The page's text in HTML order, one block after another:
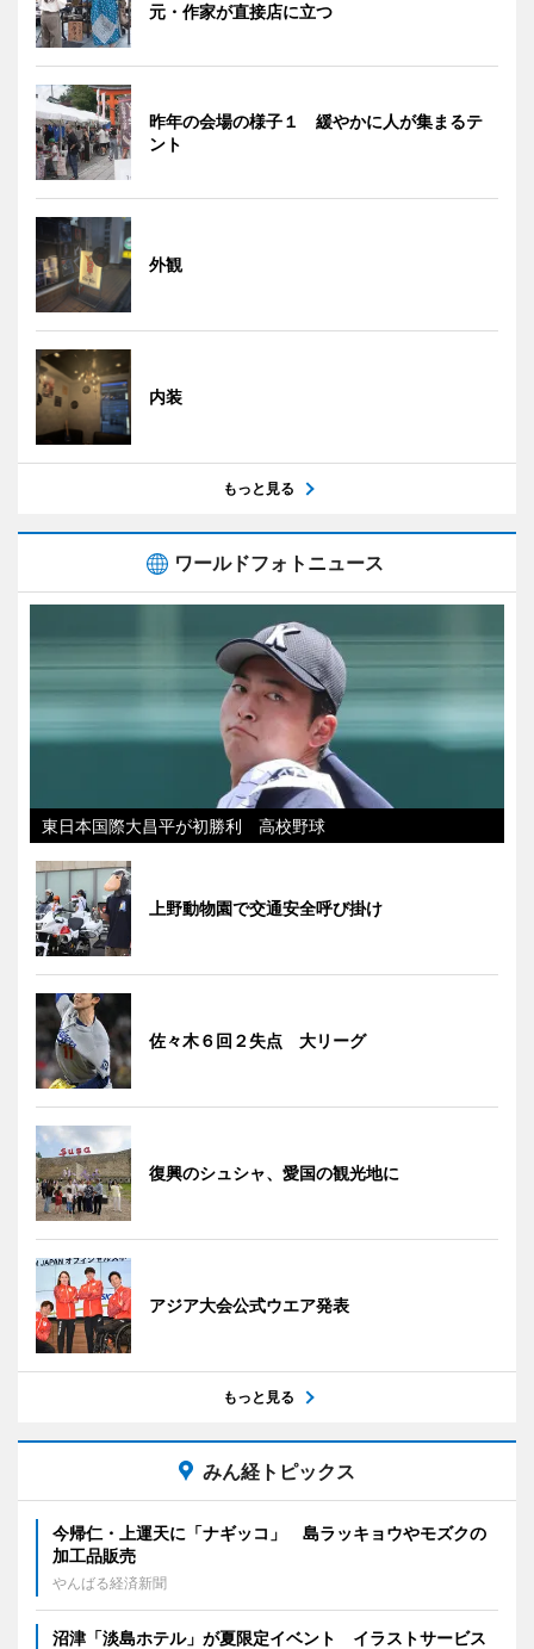
元・作家が直接店に立つ
昨年の会場の様子１ 緩やかに人が集まるテ
ント
外観
内装
もっと見る
ワールドフォトニュース
東日本国際大昌平が初勝利 高校野球
上野動物園で交通安全呼び掛け
佐々木６回２失点 大リーグ
復興のシュシャ、愛国の観光地に
アジア大会公式ウエア発表
もっと見る
みん経トピックス
今帰仁・上運天に「ナギッコ」 島ラッキョウやモズクの
加工品販売
やんばる経済新聞
沼津「淡島ホテル」が夏限定イベント イラストサービス